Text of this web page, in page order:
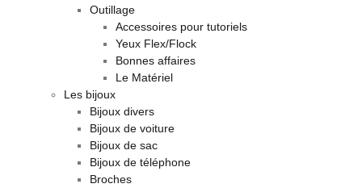
Outillage
Accessoires pour tutoriels
Yeux Flex/Flock
Bonnes affaires
Le Matériel
Les bijoux
Bijoux divers
Bijoux de voiture
Bijoux de sac
Bijoux de téléphone
Broches